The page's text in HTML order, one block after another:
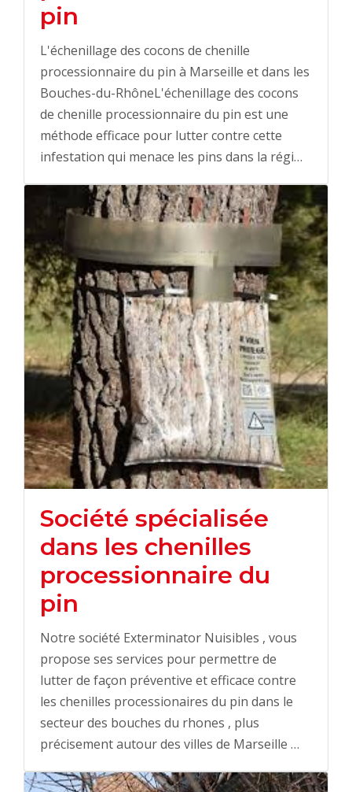
pin
L'échenillage des cocons de chenille
processionnaire du pin à Marseille et dans les
Bouches-du-RhôneL'échenillage des cocons
de chenille processionnaire du pin est une
méthode efficace pour lutter contre cette
infestation qui menace les pins dans la régi…
Société spécialisée
dans les chenilles
processionnaire du
pin
Notre société Exterminator Nuisibles , vous
propose ses services pour permettre de
lutter de façon préventive et efficace contre
les chenilles processionaires du pin dans le
secteur des bouches du rhones , plus
précisement autour des villes de Marseille …